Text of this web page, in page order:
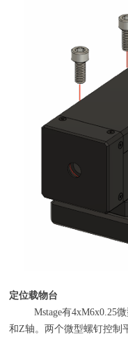
定位载物台
Mstage有4xM6x0.25
和 Z轴。两个微型螺钉控制